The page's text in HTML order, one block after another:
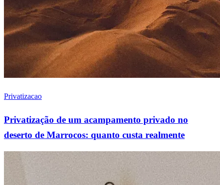
Privatizacao
Privatização de um acampamento privado no
deserto de Marrocos: quanto custa realmente